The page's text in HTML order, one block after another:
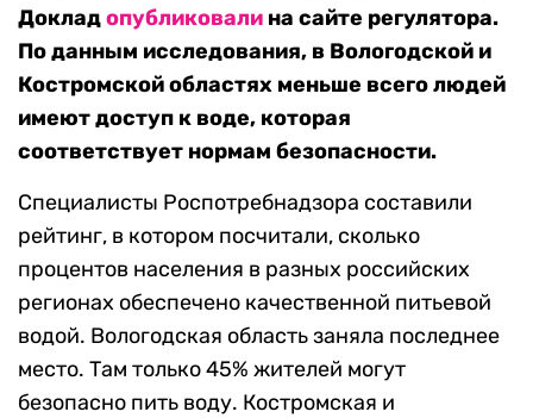
Докладопубликовали на сайте регулятора.
По данным исследования, в Вологодской и
Костромской областях меньше всего людей
имеют доступ к воде, которая
соответствует нормам безопасности.
Специалисты Роспотребнадзора составили
рейтинг, в котором посчитали, сколько
процентов населения в разных российских
регионах обеспечено качественной питьевой
водой. Вологодская область заняла последнее
место. Там только 45% жителей могут
безопасно пить воду. Костромская и